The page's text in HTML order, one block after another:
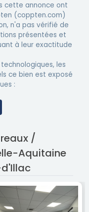
cette annonce ont
(coppten.com)
n'a pas vérifié de
présentées et
à leur exactitude
les
ce bien est exposé
:
/
Aquitaine